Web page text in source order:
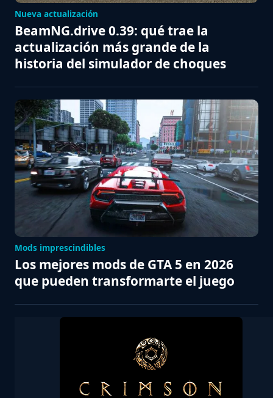
Nueva actualización
BeamNG.drive 0.39: qué trae la
actualización más grande de la
historia del simulador de choques
Mods imprescindibles
Los mejores mods de GTA 5 en 2026
que pueden transformarte el juego